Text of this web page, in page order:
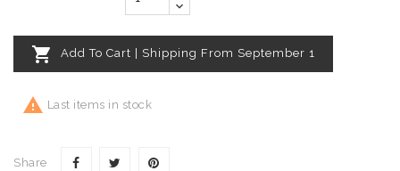
 Add To Cart | Shipping From September 1
 Last items in stock
Share